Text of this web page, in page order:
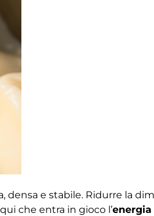
densa e stabile. Ridurre la
che entra in gioco l’energia